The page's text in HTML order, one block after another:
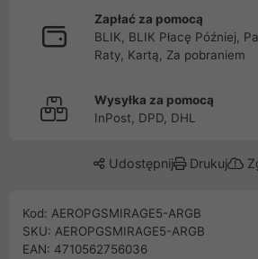
Zapłać za pomocą
BLIK, BLIK Płacę Później,
Raty, Kartą, Za pobraniem
Wysyłka za pomocą
InPost, DPD, DHL
Udostępnij Drukuj
Kod: AEROPGSMIRAGE5-ARGB
SKU: AEROPGSMIRAGE5-ARGB
EAN: 4710562756036